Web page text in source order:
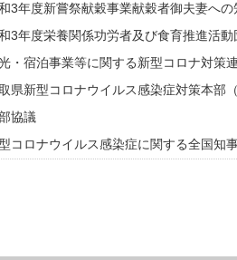
年度新嘗祭献穀事業献穀者御夫妻への
年度栄養関係功労者及び食育推進活動
宿泊事業等に関する新型コロナ対策
新型コロナウイルス感染症対策本部（
協議
ロナウイルス感染症に関する全国知